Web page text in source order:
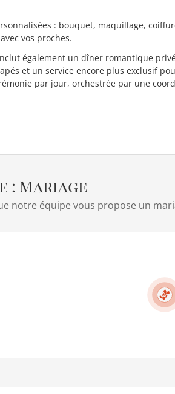
: bouquet, maquillage,
vos proches.
également un dîner romantique
et un service encore plus exclusif
par jour, orchestrée par une
: Mariage
notre équipe vous propose un